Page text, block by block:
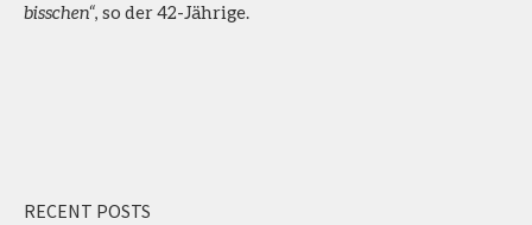
bisschen“, so der 42-Jährige.
RECENT POSTS